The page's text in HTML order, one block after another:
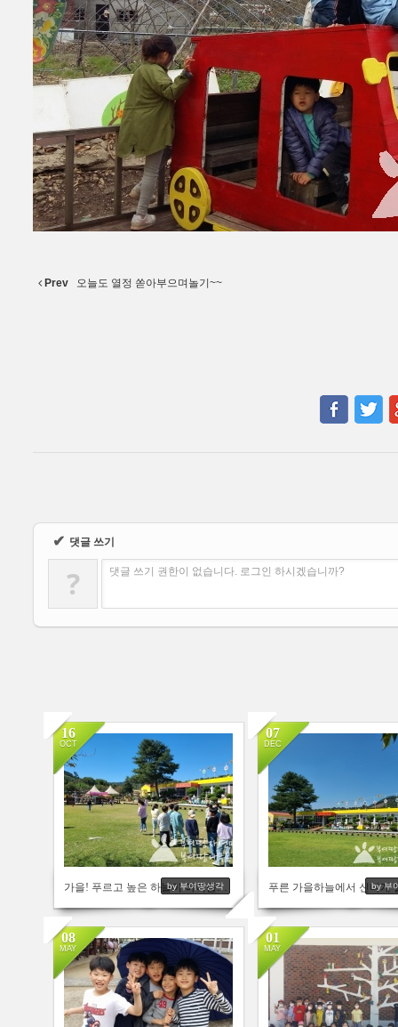
Prev 오늘도 열정 쏟아부으며놀기~~
✔ 댓글 쓰기
? 댓글 쓰기 권한이 없습니다. 로그인 하시겠습니까?
가을! 푸르고 높은 하늘이 아이들을 반겨줍니다
16
OCT
by 부여땅생각 푸른 가을하늘에서 신나게
07
DEC
by 부
2131
08
MAY
2125
01
MAY
2002